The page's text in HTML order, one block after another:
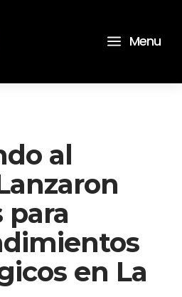
a Menu
al
para
en La